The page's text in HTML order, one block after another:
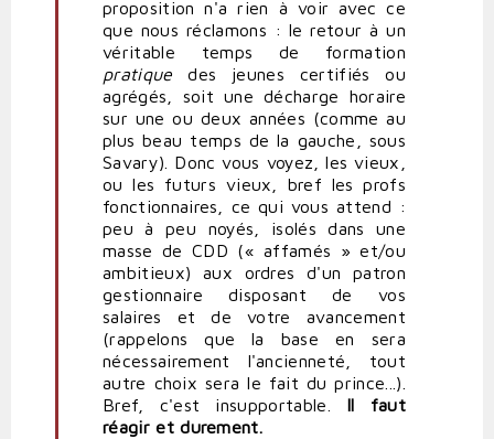
proposition n'a rien à voir avec ce
que nous réclamons : le retour à un
véritable temps de formation
pratiquedes jeunes certifiés ou
agrégés, soit une décharge horaire
sur une ou deux années (comme au
plus beau temps de la gauche, sous
Savary). Donc vous voyez, les vieux,
ou les futurs vieux, bref les profs
fonctionnaires, ce qui vous attend :
peu à peu noyés, isolés dans une
masse de CDD (« affamés » et/ou
ambitieux) aux ordres d'un patron
gestionnaire disposant de vos
salaires et de votre avancement
(rappelons que la base en sera
nécessairement l'ancienneté, tout
autre choix sera le fait du prince...).
Bref, c'est insupportable. Il faut
réagir et durement.